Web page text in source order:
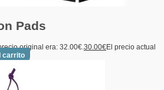
Pads
original era: 32.00€.30.00€El precio actual
carrito